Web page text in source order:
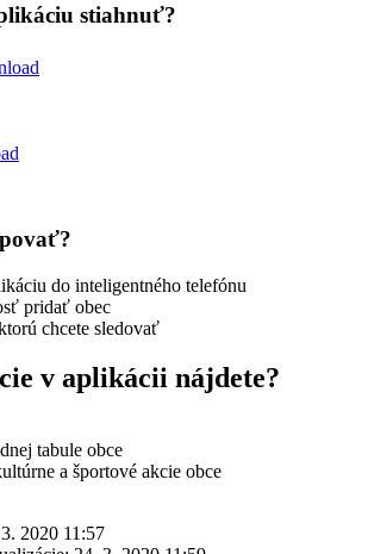
stiahnuť?
do inteligentného telefónu
pridať obec
chcete sledovať
v aplikácii nájdete?
tabule obce
a športové akcie obce
2020 11:57